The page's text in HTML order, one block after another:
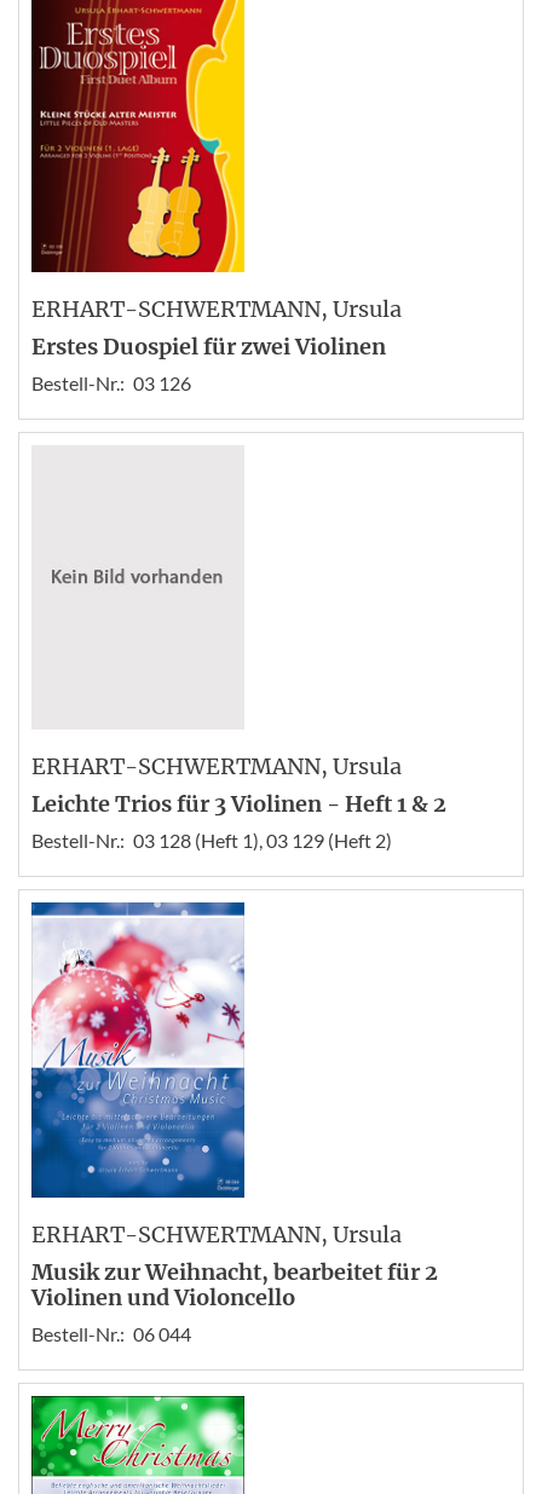
ERHART-SCHWERTMANN, Ursula
Erstes Duospiel für zwei Violinen
Bestell-Nr.: 03 126
ERHART-SCHWERTMANN, Ursula
Leichte Trios für 3 Violinen - Heft 1 & 2
Bestell-Nr.: 03 128 (Heft 1), 03 129 (Heft 2)
ERHART-SCHWERTMANN, Ursula
Musik zur Weihnacht, bearbeitet für 2
Violinen und Violoncello
Bestell-Nr.: 06 044